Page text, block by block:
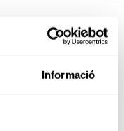
Informació
amb l'any
de cada
establerta
desembre del
de Golf renova